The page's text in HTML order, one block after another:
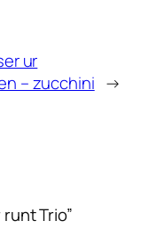
ur
– zucchini →
Trio”